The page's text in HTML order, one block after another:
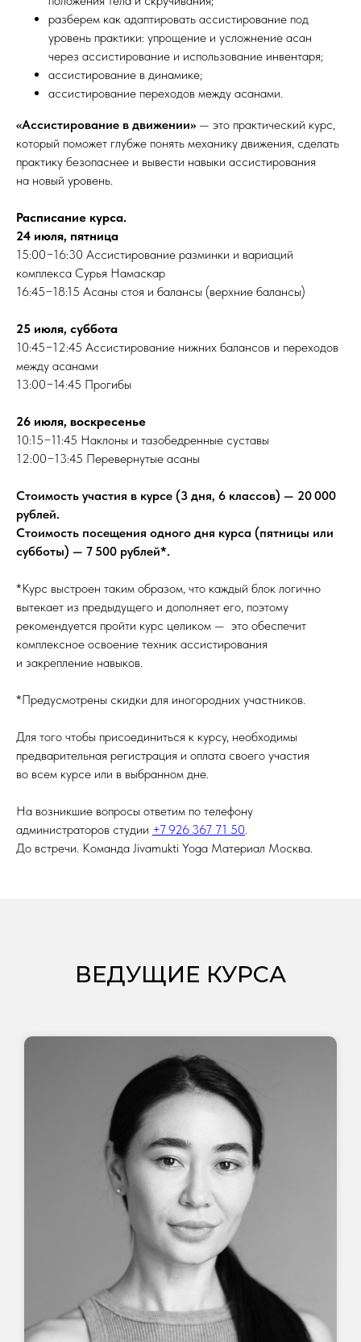
разберем как адаптировать ассистирование под
уровень практики: упрощение и усложнение асан
через ассистирование и использование инвентаря;
ассистирование в динамике;
ассистирование переходов между асанами.
«Ассистирование в движении» — это практический курс,
который поможет глубже понять механику движения, сделать
практику безопаснее и вывести навыки ассистирования
на новый уровень.
Расписание курса.
24 июля, пятница
15:00−16:30 Ассистирование разминки и вариаций
комплекса Сурья Намаскар
16:45−18:15 Асаны стоя и балансы (верхние балансы)
25 июля, суббота
10:45−12:45 Ассистирование нижних балансов и переходов
между асанами
13:00−14:45 Прогибы
26 июля, воскресенье
10:15−11:45 Наклоны и тазобедренные суставы
12:00−13:45 Перевернутые асаны
Стоимость участия в курсе (3 дня, 6 классов) — 20 000
рублей.
Стоимость посещения одного дня курса (пятницы или
субботы) — 7 500 рублей*.
*Курс выстроен таким образом, что каждый блок логично
вытекает из предыдущего и дополняет его, поэтому
рекомендуется пройти курс целиком — это обеспечит
комплексное освоение техник ассистирования
и закрепление навыков.
*Предусмотрены скидки для иногородних участников.
Для того чтобы присоединиться к курсу, необходимы
предварительная регистрация и оплата своего участия
во всем курсе или в выбранном дне.
На возникшие вопросы ответим по телефону
администраторов студии +7 926 367 71 50
До встречи. Команда Jivamukti Yoga Материал Москва.
ВЕДУЩИЕ КУРСА